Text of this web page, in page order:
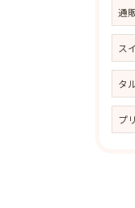
通
ス
タ
プ